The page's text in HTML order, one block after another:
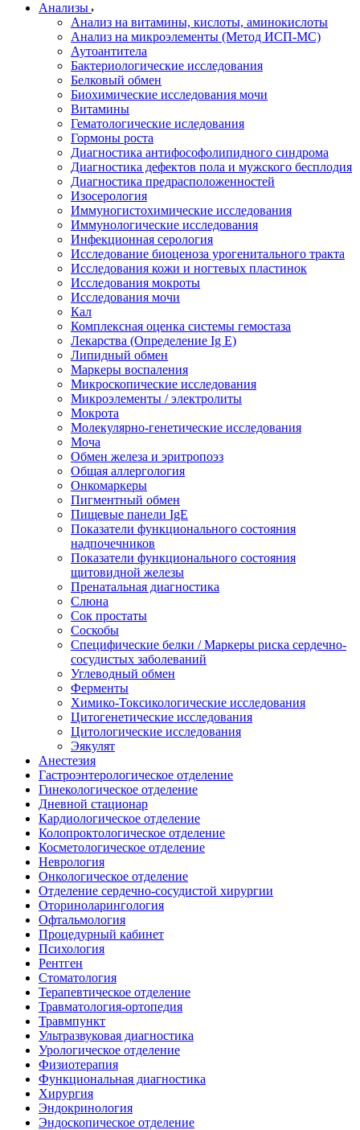
Анализы
Анализ на витамины, кислоты, аминокислоты
Анализ на микроэлементы (Метод ИСП-МС)
Аутоантитела
Бактериологические исследования
Белковый обмен
Биохимические исследования мочи
Витамины
Гематологические иследования
Гормоны роста
Диагностика антифософолипидного синдрома
Диагностика дефектов пола и мужского бесплодия
Диагностика предрасположенностей
Изосерология
Иммуногистохимические исследования
Иммунологические исследования
Инфекционная серология
Исследование биоценоза урогенитального тракта
Исследования кожи и ногтевых пластинок
Исследования мокроты
Исследования мочи
Кал
Комплексная оценка системы гемостаза
Лекарства (Определение Ig E)
Липидный обмен
Маркеры воспаления
Микроскопические исследования
Микроэлементы / электролиты
Мокрота
Молекулярно-генетические исследования
Моча
Обмен железа и эритропоэз
Общая аллергология
Онкомаркеры
Пигментный обмен
Пищевые панели IgE
Показатели функционального состояния
надпочечников
Показатели функционального состояния
щитовидной железы
Пренатальная диагностика
Слюна
Сок простаты
Соскобы
Специфические белки / Маркеры риска сердечно-
сосудистых заболеваний
Углеводный обмен
Ферменты
Химико-Токсикологические исследования
Цитогенетические исследования
Цитологические исследования
Эякулят
Анестезия
Гастроэнтерологическое отделение
Гинекологическое отделение
Дневной стационар
Кардиологическое отделение
Колопроктологическое отделение
Косметологическое отделение
Неврология
Онкологическое отделение
Отделение сердечно-сосудистой хирургии
Оториноларингология
Офтальмология
Процедурный кабинет
Психология
Рентген
Стоматология
Терапевтическое отделение
Травматология-ортопедия
Травмпункт
Ультразвуковая диагностика
Урологическое отделение
Физиотерапия
Функциональная диагностика
Хирургия
Эндокринология
Эндоскопическое отделение